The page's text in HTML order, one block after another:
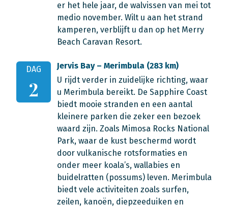
er het hele jaar, de walvissen van mei tot
medio november. Wilt u aan het strand
kamperen, verblijft u dan op het Merry
Beach Caravan Resort.
DAG
2
Jervis Bay – Merimbula (283 km)
U rijdt verder in zuidelijke richting, waar
u Merimbula bereikt. De Sapphire Coast
biedt mooie stranden en een aantal
kleinere parken die zeker een bezoek
waard zijn. Zoals Mimosa Rocks National
Park, waar de kust beschermd wordt
door vulkanische rotsformaties en
onder meer koala’s, wallabies en
buidelratten (possums) leven. Merimbula
biedt vele activiteiten zoals surfen,
zeilen, kanoën, diepzeeduiken en